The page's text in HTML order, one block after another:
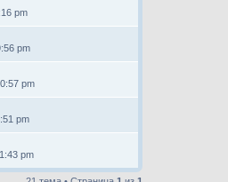
pm
pm
pm
pm
pm